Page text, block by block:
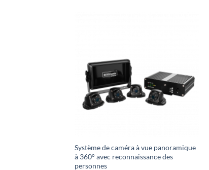
Système de caméra à vue panoramique
à 360° avec reconnaissance des
personnes